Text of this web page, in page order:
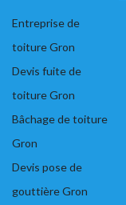
Entreprise de
toiture Gron
Devis fuite de
toiture Gron
Bâchage de toiture
Gron
Devis pose de
gouttière Gron